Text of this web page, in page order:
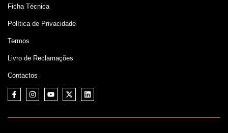
Ficha Técnica
Política de Privacidade
Termos
Livro de Reclamações
Contactos